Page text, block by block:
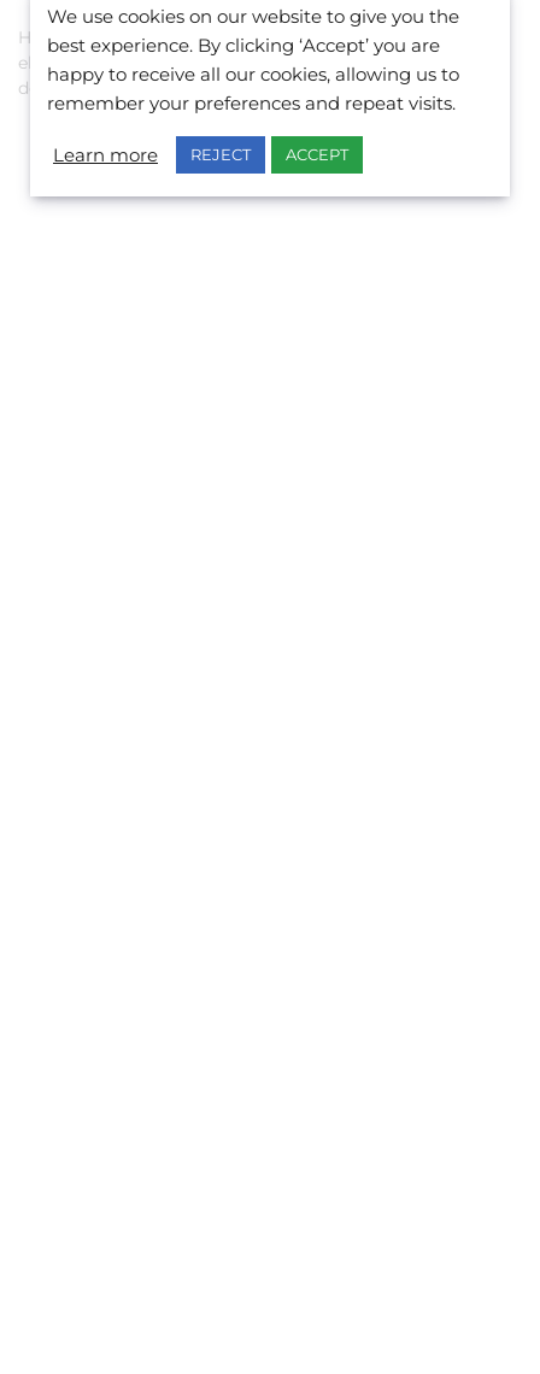
Habla con nosotros en livechat o envíanos un correo
electrónico a
info@belsmalta.com para obtener más
detalles.
We use cookies on our website to give you the
best experience. By clicking ‘Accept’ you are
happy to receive all our cookies, allowing us to
remember your preferences and repeat visits.
Learn more REJECT ACCEPT